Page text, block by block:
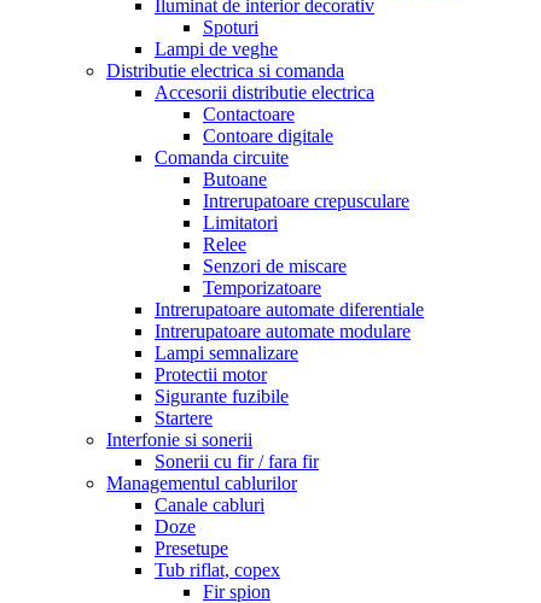
Iluminat de interior decorativ
Spoturi
Lampi de veghe
Distributie electrica si comanda
Accesorii distributie electrica
Contactoare
Contoare digitale
Comanda circuite
Butoane
Intrerupatoare crepusculare
Limitatori
Relee
Senzori de miscare
Temporizatoare
Intrerupatoare automate diferentiale
Intrerupatoare automate modulare
Lampi semnalizare
Protectii motor
Sigurante fuzibile
Startere
Interfonie si sonerii
Sonerii cu fir / fara fir
Managementul cablurilor
Canale cabluri
Doze
Presetupe
Tub riflat, copex
Fir spion